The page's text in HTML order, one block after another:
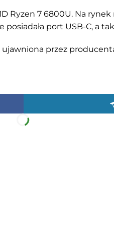
Ryzen 7 6800U. Na
posiadała port USB-C, a
ujawniona przez